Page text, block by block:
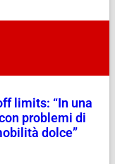
limits: “In una
problemi di
dolce”